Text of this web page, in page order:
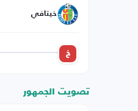
خيتافي
خ
تصويت الجمهور